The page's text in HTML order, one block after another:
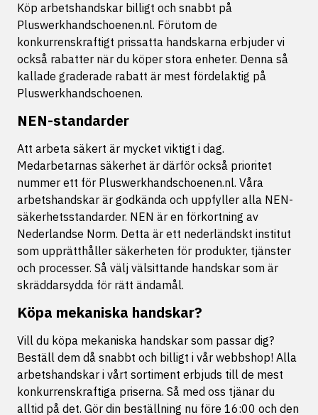
Köp arbetshandskar billigt och snabbt på
Pluswerkhandschoenen.nl. Förutom de
konkurrenskraftigt prissatta handskarna erbjuder vi
också rabatter när du köper stora enheter. Denna så
kallade graderade rabatt är mest fördelaktig på
Pluswerkhandschoenen.
NEN-standarder
Att arbeta säkert är mycket viktigt i dag.
Medarbetarnas säkerhet är därför också prioritet
nummer ett för Pluswerkhandschoenen.nl. Våra
arbetshandskar är godkända och uppfyller alla NEN-
säkerhetsstandarder. NEN är en förkortning av
Nederlandse Norm. Detta är ett nederländskt institut
som upprätthåller säkerheten för produkter, tjänster
och processer. Så välj välsittande handskar som är
skräddarsydda för rätt ändamål.
Köpa mekaniska handskar?
Vill du köpa mekaniska handskar som passar dig?
Beställ dem då snabbt och billigt i vår webbshop! Alla
arbetshandskar i vårt sortiment erbjuds till de mest
konkurrenskraftiga priserna. Så med oss tjänar du
alltid på det. Gör din beställning nu före 16:00 och den